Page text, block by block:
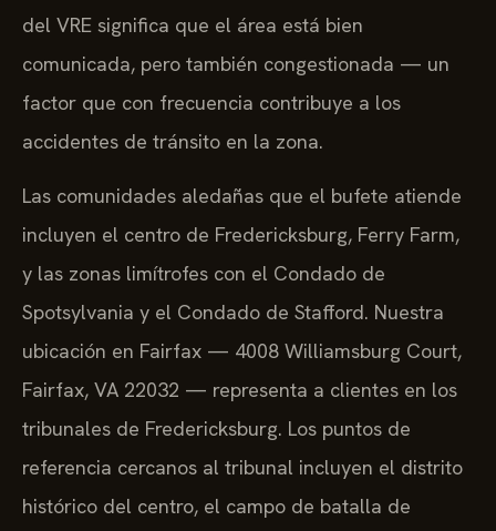
del VRE significa que el área está bien
comunicada, pero también congestionada — un
factor que con frecuencia contribuye a los
accidentes de tránsito en la zona.
Las comunidades aledañas que el bufete atiende
incluyen el centro de Fredericksburg, Ferry Farm,
y las zonas limítrofes con el Condado de
Spotsylvania y el Condado de Stafford. Nuestra
ubicación en Fairfax — 4008 Williamsburg Court,
Fairfax, VA 22032 — representa a clientes en los
tribunales de Fredericksburg. Los puntos de
referencia cercanos al tribunal incluyen el distrito
histórico del centro, el campo de batalla de